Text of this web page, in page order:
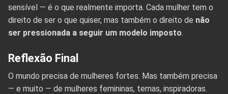
sensível — é o que realmente importa. Cada mulher tem o
direito de ser o que quiser, mas também o direito de não
ser pressionada a seguir um modelo imposto.
Reflexão Final
O mundo precisa de mulheres fortes. Mas também precisa
— e muito — de mulheres femininas, ternas, inspiradoras.